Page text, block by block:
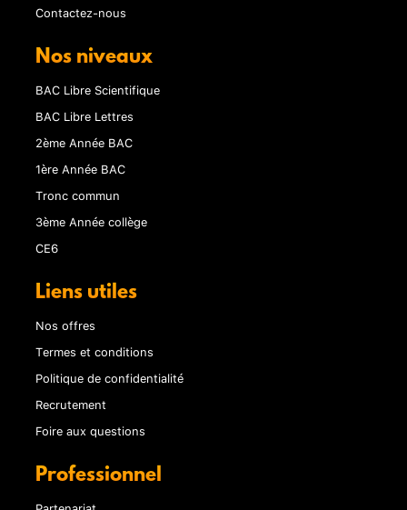
Contactez-nous
Nos niveaux
BAC Libre Scientifique
BAC Libre Lettres
2ème Année BAC
1ère Année BAC
Tronc commun
3ème Année collège
CE6
Liens utiles
Nos offres
Termes et conditions
Politique de confidentialité
Recrutement
Foire aux questions
Professionnel